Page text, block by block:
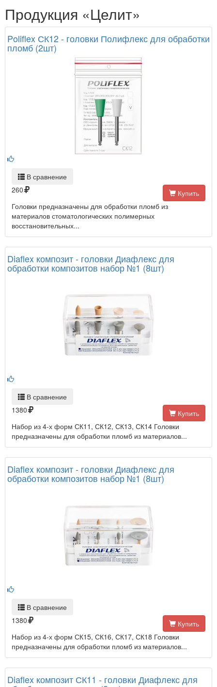
Продукция «Целит»
Poliflex СК12 - головки Полифлекс для обработки
пломб (2шт)
В сравнение
260
Купить
Головки предназначены для обработки пломб из
материалов стоматологических полимерных
восстановительных...
Diaflex композит - головки Диафлекс для
обработки композитов набор №1 (8шт)
В сравнение
1380
Купить
Набор из 4-х форм СК11, СК12, СК13, СК14 Головки
предназначены для обработки пломб из материалов...
Diaflex композит - головки Диафлекс для
обработки композитов набор №1 (8шт)
В сравнение
1380
Купить
Набор из 4-х форм СК15, СК16, СК17, СК18 Головки
предназначены для обработки пломб из материалов...
Diaflex композит СК11 - головки Диафлекс для